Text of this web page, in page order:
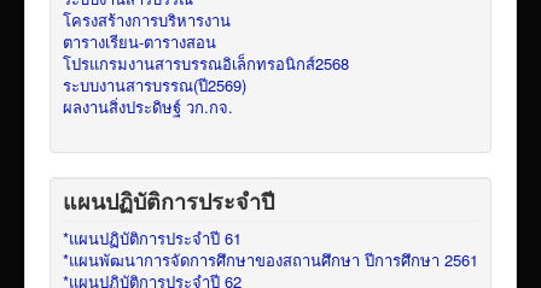
โครงสร้างการบริหารงาน
ตารางเรียน-ตารางสอน
โปรแกรมงานสารบรรณอิเล็กทรอนิกส์2568
ระบบงานสารบรรณ(ปี2569)
ผลงานสิ่งประดิษฐ์ วก.กจ.
แผนปฏิบัติการประจำปี
*แผนปฏิบัติการประจำปี 61
*แผนพัฒนาการจัดการศึกษาของสถานศึกษา ปีการศึกษา 2561
*แผนปฏิบัติการประจำปี 62